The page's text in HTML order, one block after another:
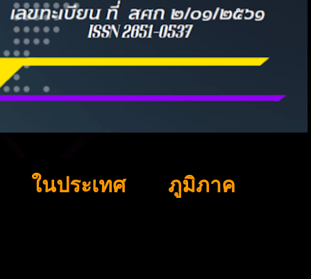
ในประเทศ ภูมิภาค